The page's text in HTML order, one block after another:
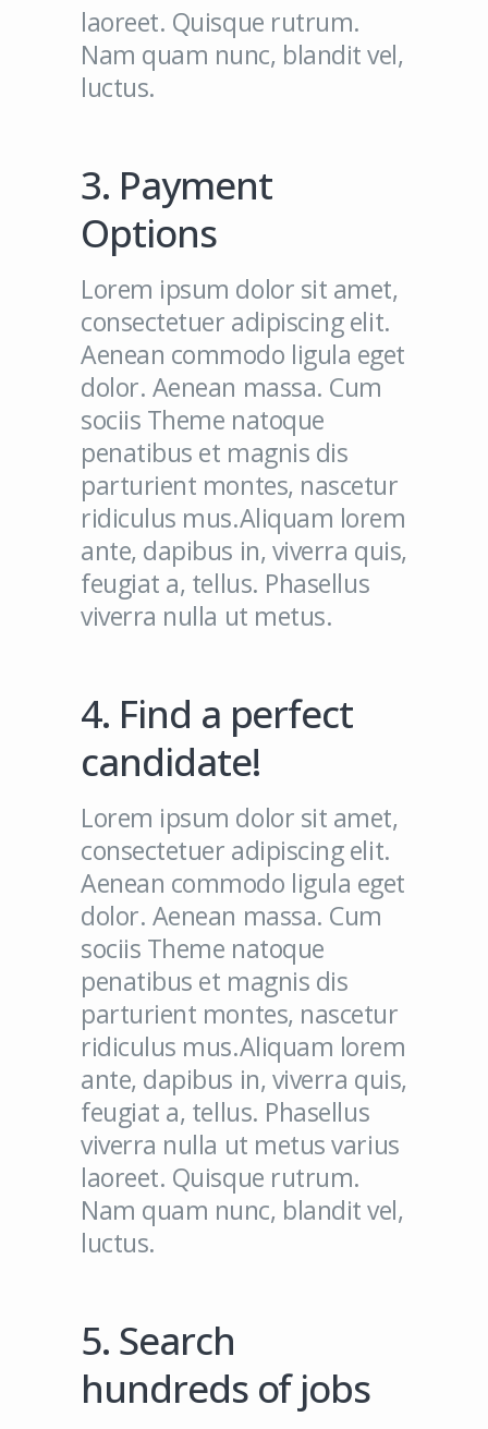
laoreet. Quisque rutrum.
Nam quam nunc, blandit vel,
luctus.
3. Payment
Options
Lorem ipsum dolor sit amet,
consectetuer adipiscing elit.
Aenean commodo ligula eget
dolor. Aenean massa. Cum
sociis Theme natoque
penatibus et magnis dis
parturient montes, nascetur
ridiculus mus.Aliquam lorem
ante, dapibus in, viverra quis,
feugiat a, tellus. Phasellus
viverra nulla ut metus.
4. Find a perfect
candidate!
Lorem ipsum dolor sit amet,
consectetuer adipiscing elit.
Aenean commodo ligula eget
dolor. Aenean massa. Cum
sociis Theme natoque
penatibus et magnis dis
parturient montes, nascetur
ridiculus mus.Aliquam lorem
ante, dapibus in, viverra quis,
feugiat a, tellus. Phasellus
viverra nulla ut metus varius
laoreet. Quisque rutrum.
Nam quam nunc, blandit vel,
luctus.
5. Search
hundreds of jobs